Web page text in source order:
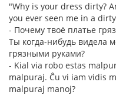
"Why is your dress dirty?
you ever seen me in a
- Почему твоё платье
Ты когда-нибудь видела
грязными руками?
- Kial via robo estas
malpuraj. Ĉu vi iam vidis
malpuraj manoj?